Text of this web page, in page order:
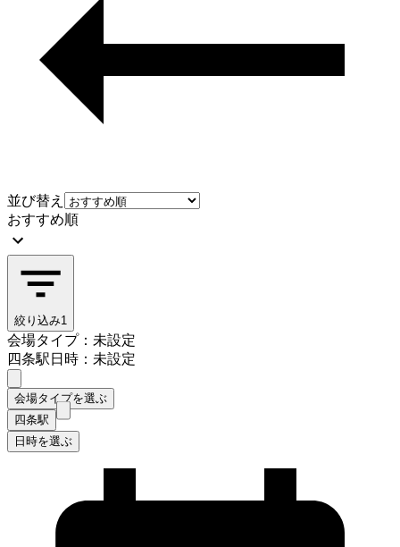
並び替え
おすすめ順
絞り込み1
会場タイプ：未設定
四条駅日時：未設定
会場タイプを選ぶ
四条駅
日時を選ぶ